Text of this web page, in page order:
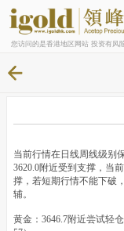
您访问的是香港地区网站 投资有风
当前行情在日线周线级别
3620.0附近受到支撑，当
撑，若短期行情不能下破
辅。
黄金：3646.7附近尝试轻